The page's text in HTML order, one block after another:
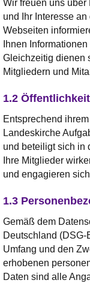
Wir freuen uns über
und Ihr Interesse
Webseiten
Ihnen
Gleichzeitig dienen
Mitgliedern und
1.2
Entsprechend
Landeskirche
und beteiligt sich in
Ihre Mitglieder
und engagieren
1.3
Gemäß dem
Deutschland
Umfang und den
erhobenen
Daten sind alle